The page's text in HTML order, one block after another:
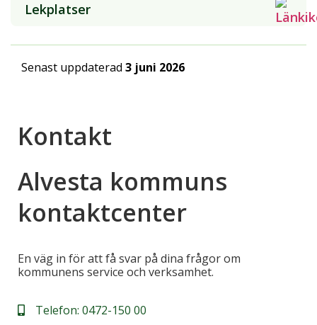
Lekplatser
Senast uppdaterad 3 juni 2026
Kontakt
Alvesta kommuns
kontaktcenter
En väg in för att få svar på dina frågor om
kommunens service och verksamhet.
Telefon: 0472-150 00